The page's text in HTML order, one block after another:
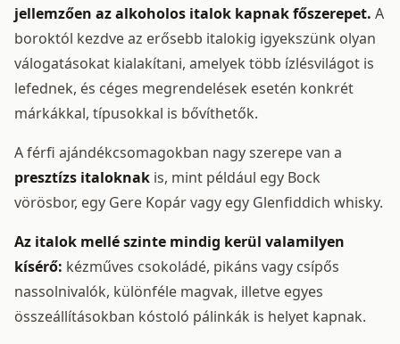
jellemzően az alkoholos italok kapnak főszerepet. A
boroktól kezdve az erősebb italokig igyekszünk olyan
válogatásokat kialakítani, amelyek több ízlésvilágot is
lefednek, és céges megrendelések esetén konkrét
márkákkal, típusokkal is bővíthetők.
A férfi ajándékcsomagokban nagy szerepe van a
presztízs italoknak is, mint például egy Bock
vörösbor, egy Gere Kopár vagy egy Glenfiddich whisky.
Az italok mellé szinte mindig kerül valamilyen
kísérő: kézműves csokoládé, pikáns vagy csípős
nassolnivalók, különféle magvak, illetve egyes
összeállításokban kóstoló pálinkák is helyet kapnak.